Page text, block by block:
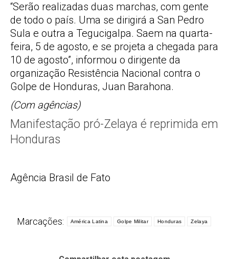
“Serão realizadas duas marchas, com gente
de todo o país. Uma se dirigirá a San Pedro
Sula e outra a Tegucigalpa. Saem na quarta-
feira, 5 de agosto, e se projeta a chegada para
10 de agosto”, informou o dirigente da
organização Resistência Nacional contra o
Golpe de Honduras, Juan Barahona.
(Com agências)
Manifestação pró-Zelaya é reprimida em
Honduras
Agência Brasil de Fato
Marcações: América Latina Golpe Militar Honduras Zelaya